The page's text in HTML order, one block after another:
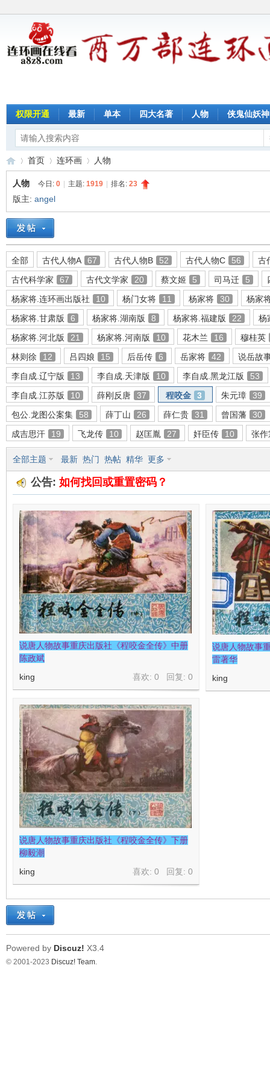
权限开通 最新 单本 四大名著 人物 侠鬼仙妖神
连
环
»
首页
›
连环画
›
人物
人物 今日: 0 主题: 1919 排名: 23
版主: angel
全部 古代人物A 67 古代人物B 52 古代人物C 56
古
古代科学家
67 古代文学家 20 蔡文姬 5 司马迁 5
杨家将.连环画出版社
10 杨门女将 11 杨家将 30
杨家
杨家将.甘肃版
6 杨家将.湖南版 8 杨家将.福建版 22
杨
杨家将.河北版
21 杨家将.河南版 10 花木兰 16
穆桂英
林则徐
12 吕四娘 15 后岳传 6 岳家将 42
说岳故
李自成.辽宁版
13 李自成.天津版 10 李自成.黑龙江版
53
李自成.江苏版
10 薛刚反唐 37 程咬金 3 朱元璋
39
包公.龙图公案集
58 薛丁山 26 薛仁贵 31 曾国藩
30
成吉思汗
19 飞龙传 10 赵匡胤 27 奸臣传 10 张作
全部主题 最新 热门 热帖 精华 更多
公告: 如何找回或重置密码？
说唐人物故事重庆出版社《程咬金全传》中册
陈政斌
喜欢: 0 回复: 0
king
说唐人物故事
雷著华
king
说唐人物故事重庆出版社《程咬金全传》下册
柳毅潮
喜欢: 0 回复: 0
king
Powered by Discuz! X3.4
© 2001-2023 Discuz! Team.